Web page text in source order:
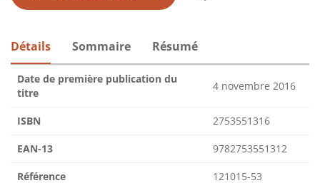
Détails Sommaire Résumé
Date de première publication du
titre
4 novembre 2016
ISBN 2753551316
EAN-13 9782753551312
Référence 121015-53